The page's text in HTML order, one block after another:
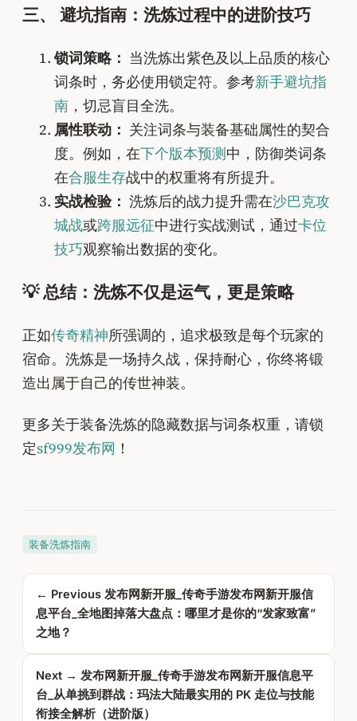
三、 避坑指南：洗炼过程中的进阶技巧
锁词策略： 当洗炼出紫色及以上品质的核心
词条时，务必使用锁定符。参考新手避坑指
南 ，切忌盲目全洗。
属性联动： 关注词条与装备基础属性的契合
度。例如，在下个版本预测中，防御类词条
在合服生存战中的权重将有所提升。
实战检验： 洗炼后的战力提升需在沙巴克攻
城战或跨服远征中进行实战测试，通过卡位
技巧观察输出数据的变化。
💡 总结：洗炼不仅是运气，更是策略
正如传奇精神所强调的，追求极致是每个玩家的
宿命。洗炼是一场持久战，保持耐心，你终将锻
造出属于自己的传世神装。
更多关于装备洗炼的隐藏数据与词条权重，请锁
定sf999发布网 ！
装备洗炼指南
← Previous 发布网新开服_传奇手游发布网新开服信
息平台_全地图掉落大盘点：哪里才是你的“发家致富”
之地？
Next → 发布网新开服_传奇手游发布网新开服信息平
台_从单挑到群战：玛法大陆最实用的 PK 走位与技能
衔接全解析（进阶版）